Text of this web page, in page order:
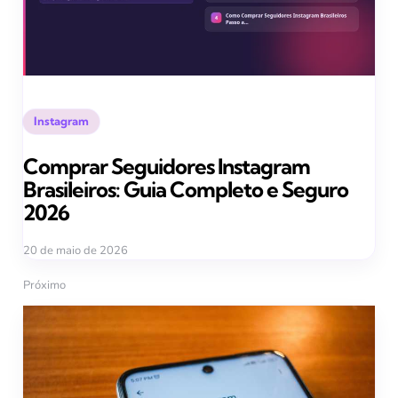
Posted
in
Instagram
Comprar Seguidores Instagram
Brasileiros: Guia Completo e Seguro
2026
20 de maio de 2026
Próximo